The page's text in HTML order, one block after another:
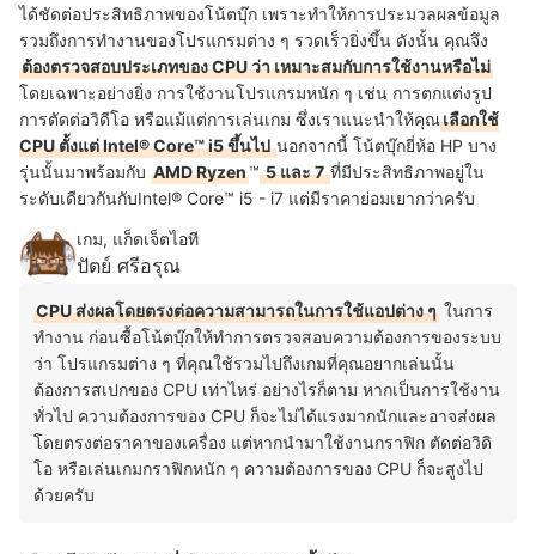
ได้ชัดต่อประสิทธิภาพของโน้ตบุ๊ก เพราะทำให้การประมวลผลข้อมูล
รวมถึงการทำงานของโปรแกรมต่าง ๆ รวดเร็วยิ่งขึ้น ดังนั้น คุณจึง
ต้องตรวจสอบประเภทของ CPU ว่า เหมาะสมกับการใช้งานหรือไม่
โดยเฉพาะอย่างยิ่ง การใช้งานโปรแกรมหนัก ๆ เช่น การตกแต่งรูป
การตัดต่อวิดีโอ หรือแม้แต่การเล่นเกม ซึ่งเราแนะนำให้คุณเลือกใช้
CPU ตั้งแต่ Intel® Core™ i5 ขึ้นไปนอกจากนี้ โน้ตบุ๊กยี่ห้อ HP บาง
รุ่นนั้นมาพร้อมกับ AMD Ryzen™5 และ 7ที่มีประสิทธิภาพอยู่ใน
ระดับเดียวกันกับIntel® Core™ i5 - i7 แต่มีราคาย่อมเยากว่าครับ
เกม, แก็ดเจ็ตไอที
ปัตย์ ศรีอรุณ
CPU ส่งผลโดยตรงต่อความสามารถในการใช้แอปต่าง ๆ ในการ
ทำงาน ก่อนซื้อโน้ตบุ๊กให้ทำการตรวจสอบความต้องการของระบบ
ว่า โปรแกรมต่าง ๆ ที่คุณใช้รวมไปถึงเกมที่คุณอยากเล่นนั้น
ต้องการสเปกของ CPU เท่าไหร่ อย่างไรก็ตาม หากเป็นการใช้งาน
ทั่วไป ความต้องการของ CPU ก็จะไม่ได้แรงมากนักและอาจส่งผล
โดยตรงต่อราคาของเครื่อง แต่หากนำมาใช้งานกราฟิก ตัดต่อวิดิ
โอ หรือเล่นเกมกราฟิกหนัก ๆ ความต้องการของ CPU ก็จะสูงไป
ด้วยครับ